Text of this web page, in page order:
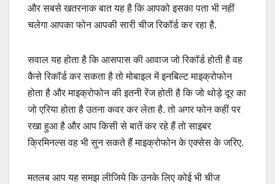
और सबसे खतरनाक बात यह है कि आपको इसका पता भी नहीं
चलेगा आपका फोन आपकी सारी चीज रिकॉर्ड कर रहा है.
सवाल यह होता है कि आसपास की आवाज जो रिकॉर्ड होती है वह
कैसे रिकॉर्ड कर सकता है तो मोबाइल में इनबिल्ट माइक्रोफोन
होता है और माइक्रोफोन की इतनी रेंज होती है कि जो थोड़े दूर का
जो एरिया होता है उतना कवर कर लेता है. तो अगर फोन कहीं पर
रखा हुआ है और आप किसी से बातें कर रहे हैं तो साइबर
क्रिमिनल्स वह भी सुन सकते हैं माइक्रोफोन के एक्सेस के जरिए.
मतलब आप यह समझ लीजिये कि उनके लिए कोई भी चीज